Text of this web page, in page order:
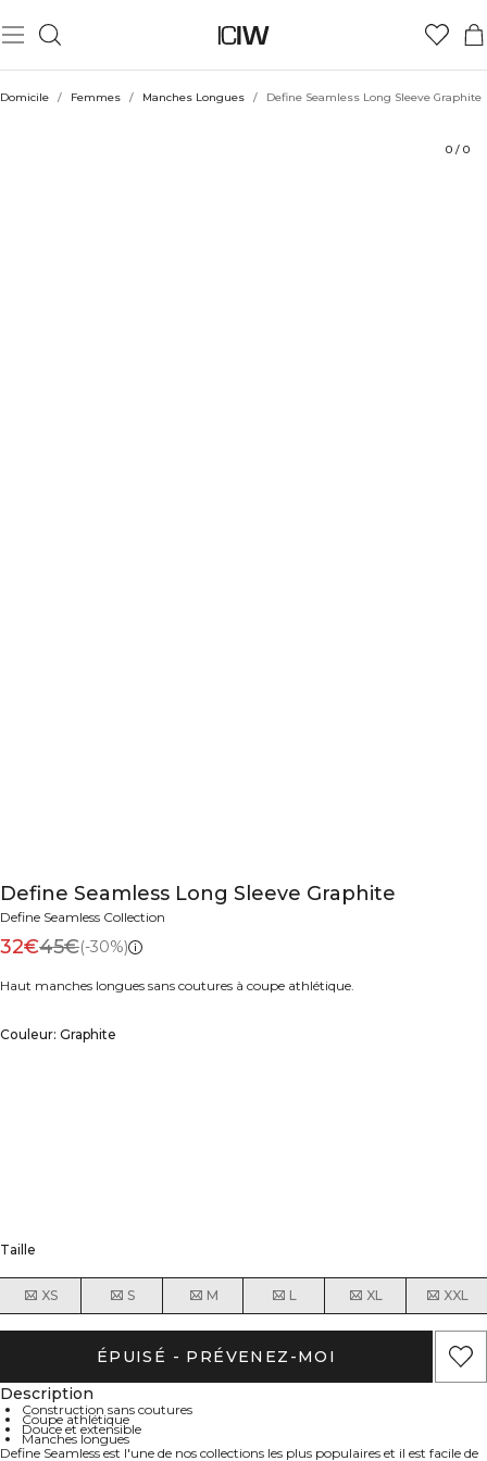
Domicile / Femmes / Manches Longues / Define Seamless Long Sleeve Graphite
0 / 0
Define Seamless Long Sleeve Graphite
Define Seamless Collection
32€45€(-30%)
Haut manches longues sans coutures à coupe athlétique.
Couleur: Graphite
Taille
XS S M L XL XXL
ÉPUISÉ - PRÉVENEZ-MOI
Description
Construction sans coutures
Coupe athlétique
Douce et extensible
Manches longues
Define Seamless est l'une de nos collections les plus populaires et il est facile de